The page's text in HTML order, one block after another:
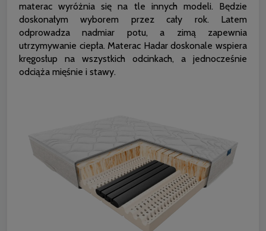
materac wyróżnia się na tle innych modeli. Będzie
doskonałym wyborem przez cały rok. Latem
odprowadza nadmiar potu, a zimą zapewnia
utrzymywanie ciepła. Materac Hadar doskonale wspiera
kręgosłup na wszystkich odcinkach, a jednocześnie
odciąża mięśnie i stawy.